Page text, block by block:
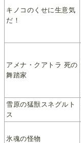
キノコのくせに生意気
だ！
アメナ・クアトラ 死の
舞踏家
雪原の猛獣スネグルト
ス
氷魂の怪物